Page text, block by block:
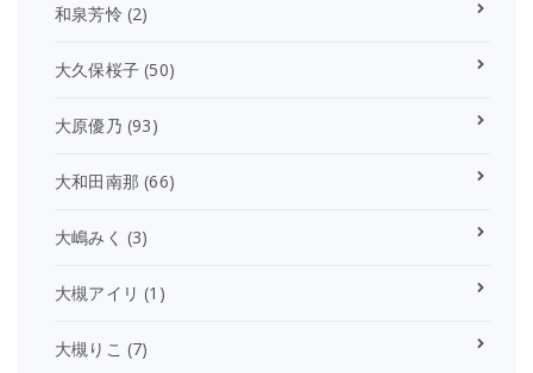
和泉芳怜 (2)
大久保桜子 (50)
大原優乃 (93)
大和田南那 (66)
大嶋みく (3)
大槻アイリ (1)
大槻りこ (7)